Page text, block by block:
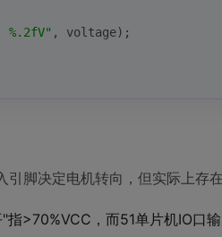
%.2fV" , voltage);
脚决定电机转向，但实际上存
"指>70%VCC，而51单片机IO口